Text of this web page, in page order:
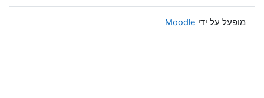
מופעל על ידי Moodle